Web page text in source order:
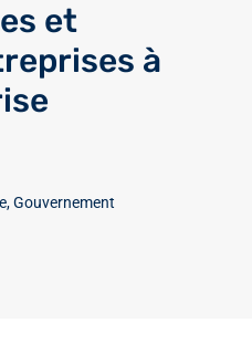
et
à
,Gouvernement